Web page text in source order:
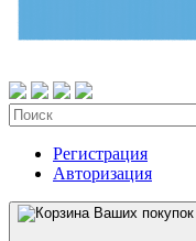
Регистрация
Авторизация